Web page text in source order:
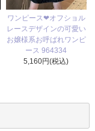
ワンピース❤オフショル
レースデザインの可愛い
お嬢様系お呼ばれワンピ
ース 964334
5,160円(税込)